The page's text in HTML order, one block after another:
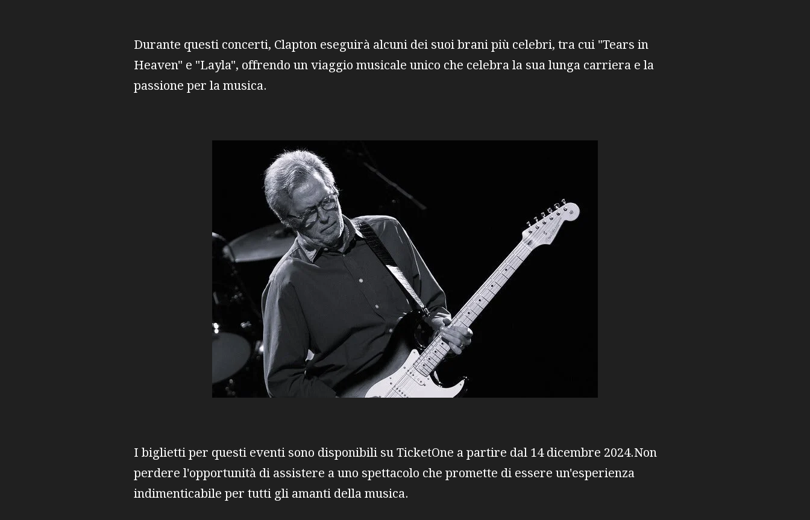
Durante questi concerti, Clapton eseguirà alcuni dei suoi brani più celebri, tra cui "Tears in
Heaven" e "Layla", offrendo un viaggio musicale unico che celebra la sua lunga carriera e la
passione per la musica.
I biglietti per questi eventi sono disponibili su TicketOne a partire dal 14 dicembre 2024.Non
perdere l'opportunità di assistere a uno spettacolo che promette di essere un'esperienza
indimenticabile per tutti gli amanti della musica.